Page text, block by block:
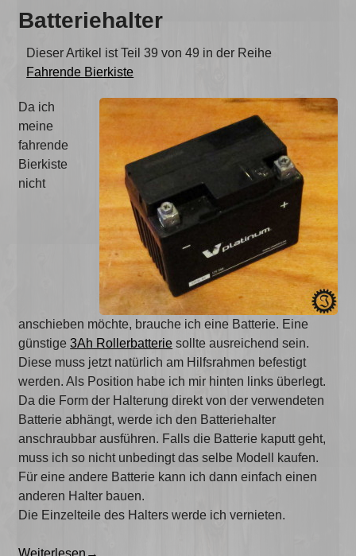
Batteriehalter
Dieser Artikel ist Teil 39 von 49 in der Reihe
Fahrende Bierkiste
Da ich
meine
fahrende
Bierkiste
nicht
anschieben möchte, brauche ich eine Batterie. Eine
günstige3Ah Rollerbatterie sollte ausreichend sein.
Diese muss jetzt natürlich am Hilfsrahmen befestigt
werden. Als Position habe ich mir hinten links überlegt.
Da die Form der Halterung direkt von der verwendeten
Batterie abhängt, werde ich den Batteriehalter
anschraubbar ausführen. Falls die Batterie kaputt geht,
muss ich so nicht unbedingt das selbe Modell kaufen.
Für eine andere Batterie kann ich dann einfach einen
anderen Halter bauen.
Die Einzelteile des Halters werde ich vernieten.
„fahrende
Weiterlesen →